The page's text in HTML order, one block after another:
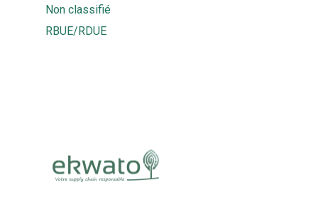
Non classifié
RBUE/RDUE